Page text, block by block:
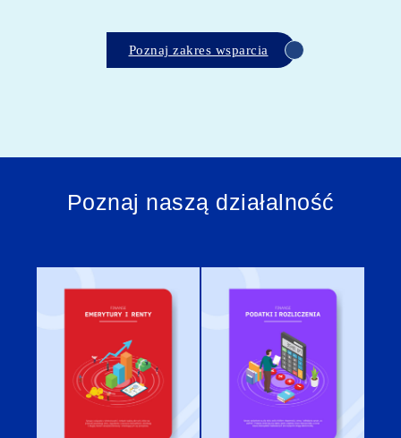
Poznaj zakres wsparcia
Poznaj naszą działalność